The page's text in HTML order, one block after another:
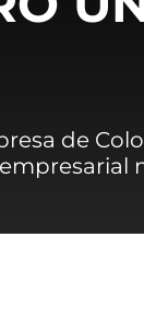
de